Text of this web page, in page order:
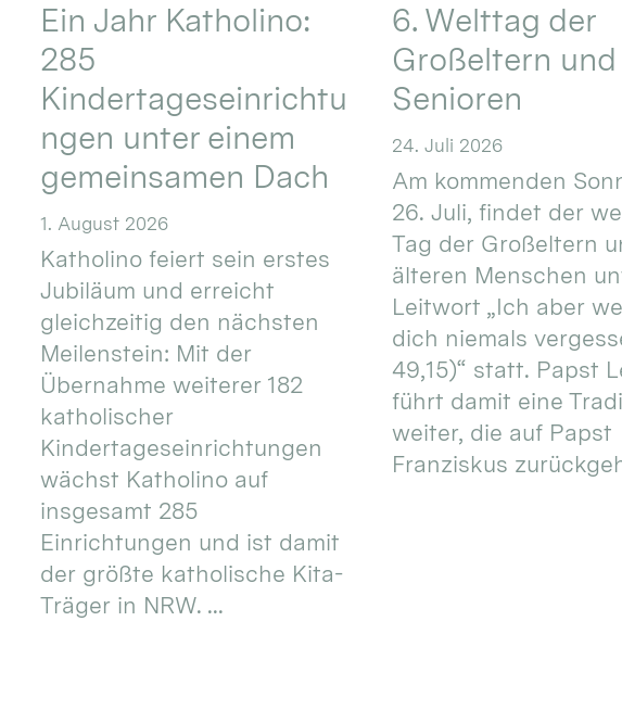
Ein Jahr Katholino:
285
Kindertageseinrichtu
ngen unter einem
gemeinsamen Dach
1. August 2026
Katholino feiert sein erstes
Jubiläum und erreicht
gleichzeitig den nächsten
Meilenstein: Mit der
Übernahme weiterer 182
katholischer
Kindertageseinrichtungen
wächst Katholino auf
insgesamt 285
Einrichtungen und ist damit
der größte katholische Kita-
Träger in NRW. ...
6. Welttag der
Großeltern und
Senioren
24. Juli 2026
Am kommenden
26. Juli, findet der
Tag der Großeltern
älteren Menschen
Leitwort „Ich aber
dich niemals
49,15)“ statt. Papst
führt damit eine
weiter, die auf Papst
Franziskus